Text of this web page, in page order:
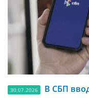
30.07.2026 В СБП